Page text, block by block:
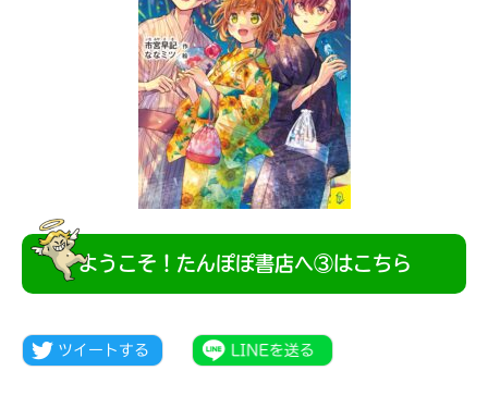
キミノラジオ配信中！
いろんな動画が
見られる
ようこそ！たんぽぽ書店へ③はこちら